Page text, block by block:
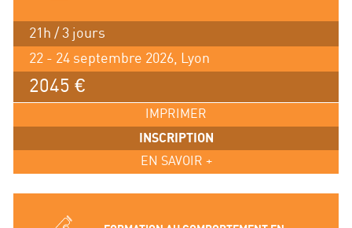
21h / 3 jours
22 - 24 septembre 2026, Lyon
2045 €
IMPRIMER
INSCRIPTION
EN SAVOIR +